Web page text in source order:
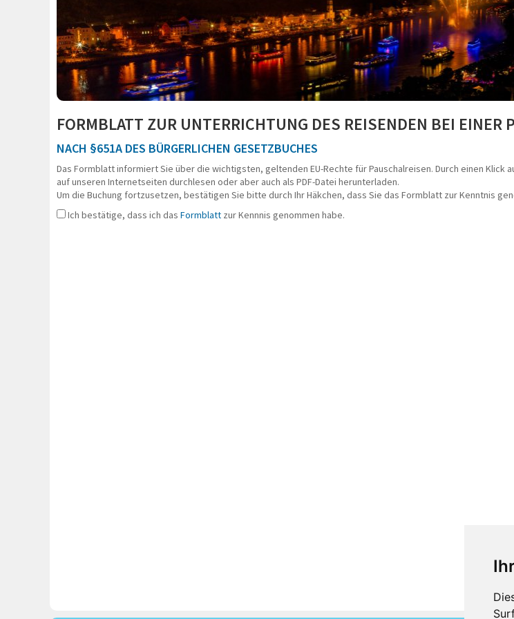
FORMBLATT ZUR UNTERRICHTUNG DES REISENDEN BEI EINER
NACH §651A DES BÜRGERLICHEN GESETZBUCHES
Das Formblatt informiert Sie über die wichtigsten, geltenden EU-Rechte für Pauschalreisen. Durch einen Klick
auf unseren Internetseiten durchlesen oder aber auch als PDF-Datei herunterladen.
Um die Buchung fortzusetzen, bestätigen Sie bitte durch Ihr Häkchen, dass Sie das Formblatt zur Kenntnis
Ich bestätige, dass ich das Formblatt zur Kennnis genommen habe.